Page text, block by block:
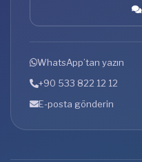
WhatsApp’tan yazın
+90 533 822 12 12
E-posta gönderin